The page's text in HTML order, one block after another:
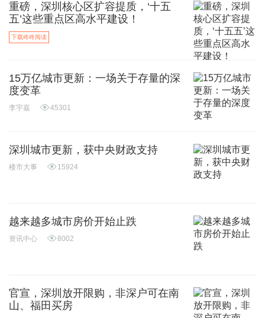
重磅，深圳核心区扩容提质，‘十五
五’这些重点区高水平建设！
下载咚咚阅读
15万亿城市更新：一场关于存量的深
度变革
李宇嘉 45301
深圳城市更新，获中央财政支持
楼市大事 15924
越来越多城市房价开始止跌
资讯中心 8002
官宣，深圳放开限购，非深户可在南
山、福田买房